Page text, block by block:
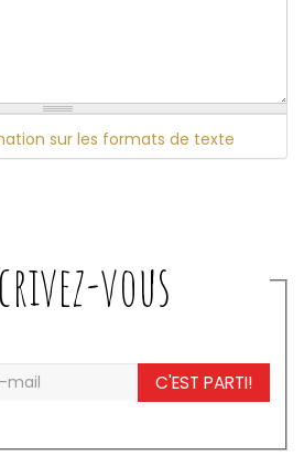
sur les formats de texte
vous
C'EST PARTI!